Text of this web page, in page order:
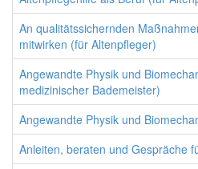
An qualitätssichernden
mitwirken (für Altenpfleger)
Angewandte Physik und
medizinischer Bademeister)
Angewandte Physik und
Anleiten, beraten und Gespräche